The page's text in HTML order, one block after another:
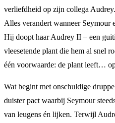
verliefdheid op zijn collega Audrey.
Alles verandert wanneer Seymour
Hij doopt haar Audrey II – een
vleesetende plant die hem al snel
één voorwaarde: de plant leeft…
Wat begint met onschuldige
duister pact waarbij Seymour
van leugens én lijken. Terwijl